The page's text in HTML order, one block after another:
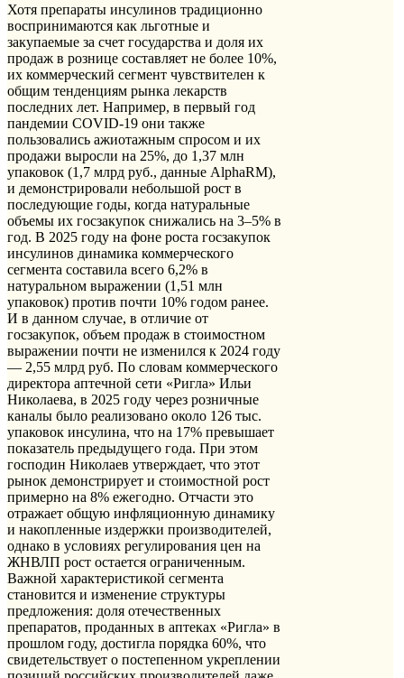
Хотя препараты инсулинов традиционно
воспринимаются как льготные и
закупаемые за счет государства и доля их
продаж в рознице составляет не более 10%,
их коммерческий сегмент чувствителен к
общим тенденциям рынка лекарств
последних лет. Например, в первый год
пандемии COVID-19 они также
пользовались ажиотажным спросом и их
продажи выросли на 25%, до 1,37 млн
упаковок (1,7 млрд руб., данные AlphaRM),
и демонстрировали небольшой рост в
последующие годы, когда натуральные
объемы их госзакупок снижались на 3–5% в
год. В 2025 году на фоне роста госзакупок
инсулинов динамика коммерческого
сегмента составила всего 6,2% в
натуральном выражении (1,51 млн
упаковок) против почти 10% годом ранее.
И в данном случае, в отличие от
госзакупок, объем продаж в стоимостном
выражении почти не изменился к 2024 году
— 2,55 млрд руб. По словам коммерческого
директора аптечной сети «Ригла» Ильи
Николаева, в 2025 году через розничные
каналы было реализовано около 126 тыс.
упаковок инсулина, что на 17% превышает
показатель предыдущего года. При этом
господин Николаев утверждает, что этот
рынок демонстрирует и стоимостной рост
примерно на 8% ежегодно. Отчасти это
отражает общую инфляционную динамику
и накопленные издержки производителей,
однако в условиях регулирования цен на
ЖНВЛП рост остается ограниченным.
Важной характеристикой сегмента
становится и изменение структуры
предложения: доля отечественных
препаратов, проданных в аптеках «Ригла» в
прошлом году, достигла порядка 60%, что
свидетельствует о постепенном укреплении